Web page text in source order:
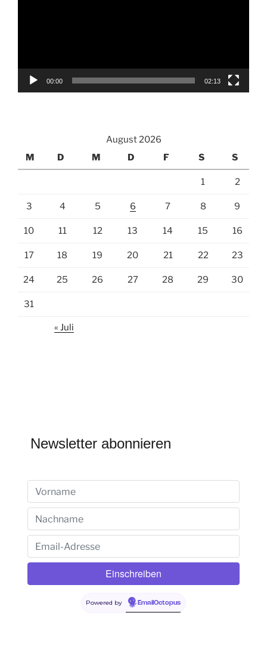
00:00 02:13
August 2026
M
D M D F S S
1 2
3 4 5 6 7 8 9
10 11 12 13 14 15 16
17 18 19 20 21 22 23
24 25 26 27 28 29 30
31
« Juli
Newsletter abonnieren
Powered by EmailOctopus